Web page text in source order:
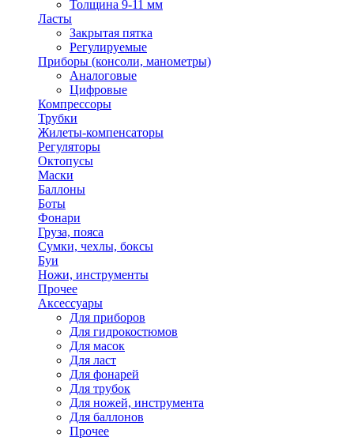
Толщина 9-11 мм
Ласты
Закрытая пятка
Регулируемые
Приборы (консоли, манометры)
Аналоговые
Цифровые
Компрессоры
Трубки
Жилеты-компенсаторы
Регуляторы
Октопусы
Маски
Баллоны
Боты
Фонари
Груза, пояса
Сумки, чехлы, боксы
Буи
Ножи, инструменты
Прочее
Аксессуары
Для приборов
Для гидрокостюмов
Для масок
Для ласт
Для фонарей
Для трубок
Для ножей, инструмента
Для баллонов
Прочее